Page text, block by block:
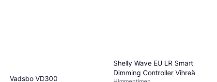
Vadsbo VD300
Shelly Wave EU LR Smart
Dimming Controller Vihreä